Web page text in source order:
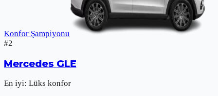
Konfor Şampiyonu
#2
Mercedes GLE
En iyi: Lüks konfor